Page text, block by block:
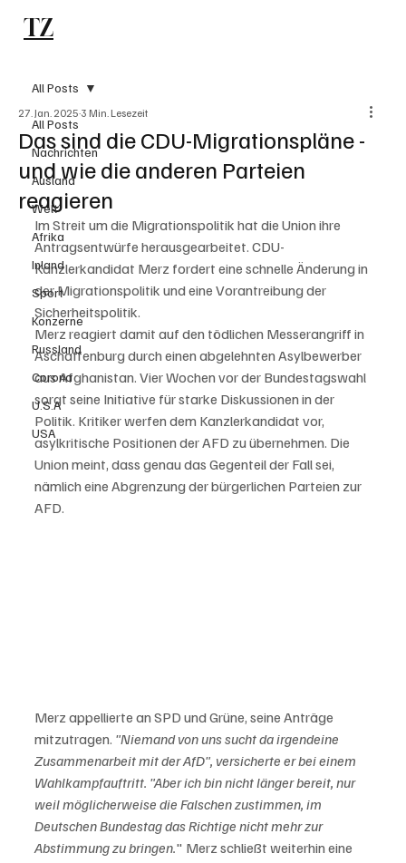
TZ
All Posts
Nachrichten
Ausland
Welt
Afrika
Inland
Sport
Konzerne
Russland
Corona
U.S.A
USA
All Posts
Das sind die CDU-Migrationspläne -
und wie die anderen Parteien
reagieren
27. Jan. 2025 3 Min. Lesezeit
Im Streit um die Migrationspolitik hat die Union ihre
Antragsentwürfe herausgearbeitet. CDU-
Kanzlerkandidat Merz fordert eine schnelle Änderung in
der Migrationspolitik und eine Vorantreibung der
Sicherheitspolitik.
Merz reagiert damit auf den tödlichen Messerangriff in
Aschaffenburg durch einen abgelehnten Asylbewerber
aus Afghanistan. Vier Wochen vor der Bundestagswahl
sorgt seine Initiative für starke Diskussionen in der
Politik. Kritiker werfen dem Kanzlerkandidat vor,
asylkritische Positionen der AFD zu übernehmen. Die
Union meint, dass genau das Gegenteil der Fall sei,
nämlich eine Abgrenzung der bürgerlichen Parteien zur
AFD.
Merz appellierte an SPD und Grüne, seine Anträge
mitzutragen. "Niemand von uns sucht da irgendeine
Zusammenarbeit mit der AfD", versicherte er bei einem
Wahlkampfauftritt. "Aber ich bin nicht länger bereit, nur
weil möglicherweise die Falschen zustimmen, im
Deutschen Bundestag das Richtige nicht mehr zur
Abstimmung zu bringen." Merz schließt weiterhin eine